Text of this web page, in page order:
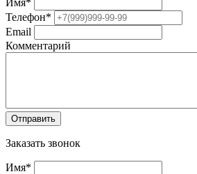
Телефон*
Email
Комментарий
Заказать звонок
Имя*